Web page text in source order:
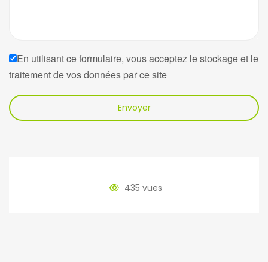
En utilisant ce formulaire, vous acceptez le stockage et le
traitement de vos données par ce site
Envoyer
435 vues